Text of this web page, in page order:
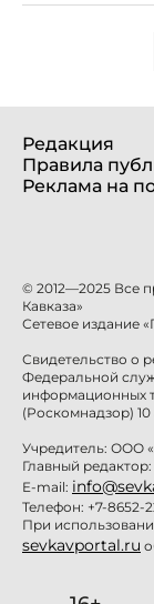
Редакция
Правила
Реклама на
© 2012—2025 Все
Кавказа»
Сетевое издание
Свидетельство о
Федеральной
информационных
(Роскомнадзор) 10
Учредитель: ООО
Главный
E-mail:
Телефон: +7-8652-
При
sevkavportal.ru